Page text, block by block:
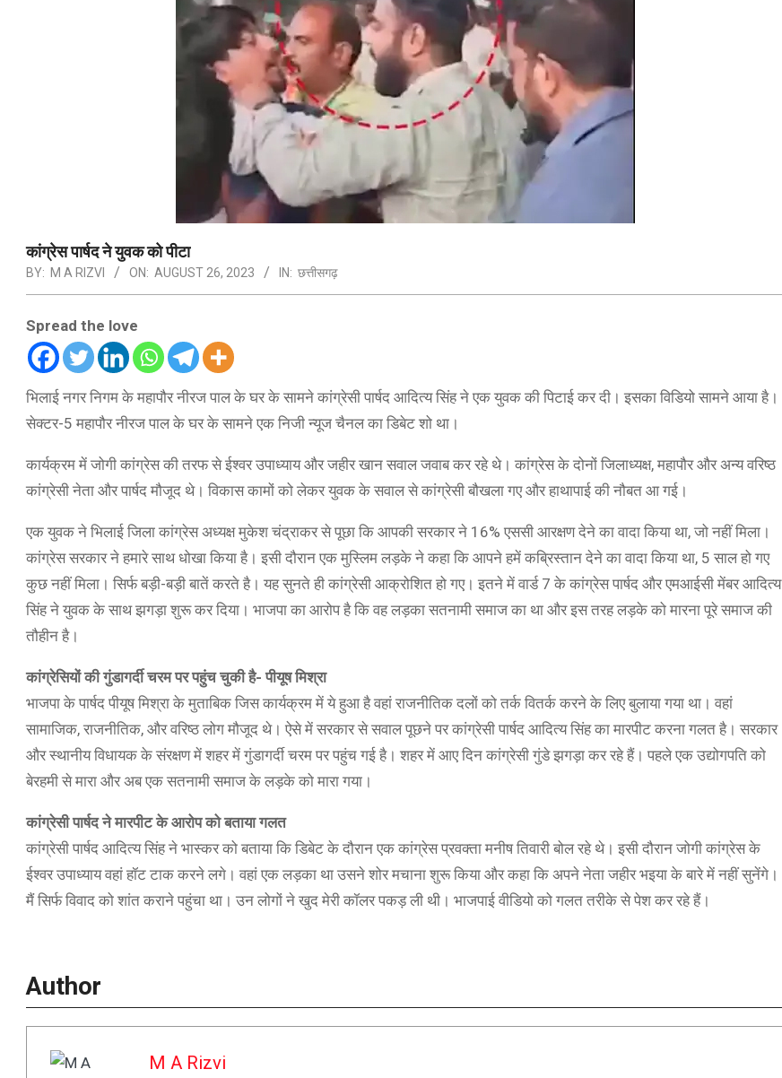
कांग्रेस पार्षद ने युवक को पीटा
BY: M A RIZVI ON: AUGUST 26, 2023 IN: छत्तीसगढ़
Spread the love
भिलाई नगर निगम के महापौर नीरज पाल के घर के सामने कांग्रेसी पार्षद आदित्य सिंह ने एक युवक की पिटाई कर दी। इसका विडियो सामने आया है।
सेक्टर-5 महापौर नीरज पाल के घर के सामने एक निजी न्यूज चैनल का डिबेट शो था।
कार्यक्रम में जोगी कांग्रेस की तरफ से ईश्वर उपाध्याय और जहीर खान सवाल जवाब कर रहे थे। कांग्रेस के दोनों जिलाध्यक्ष, महापौर और अन्य वरिष्ठ
कांग्रेसी नेता और पार्षद मौजूद थे। विकास कामों को लेकर युवक के सवाल से कांग्रेसी बौखला गए और हाथापाई की नौबत आ गई।
एक युवक ने भिलाई जिला कांग्रेस अध्यक्ष मुकेश चंद्राकर से पूछा कि आपकी सरकार ने 16% एससी आरक्षण देने का वादा किया था, जो नहीं मिला।
कांग्रेस सरकार ने हमारे साथ धोखा किया है। इसी दौरान एक मुस्लिम लड़के ने कहा कि आपने हमें कब्रिस्तान देने का वादा किया था, 5 साल हो गए
कुछ नहीं मिला। सिर्फ बड़ी-बड़ी बातें करते है। यह सुनते ही कांग्रेसी आक्रोशित हो गए। इतने में वार्ड 7 के कांग्रेस पार्षद और एमआईसी मेंबर आदित्य
सिंह ने युवक के साथ झगड़ा शुरू कर दिया। भाजपा का आरोप है कि वह लड़का सतनामी समाज का था और इस तरह लड़के को मारना पूरे समाज की
तौहीन है।
कांग्रेसियों की गुंडागर्दी चरम पर पहुंच चुकी है- पीयूष मिश्रा
भाजपा के पार्षद पीयूष मिश्रा के मुताबिक जिस कार्यक्रम में ये हुआ है वहां राजनीतिक दलों को तर्क वितर्क करने के लिए बुलाया गया था। वहां
सामाजिक, राजनीतिक, और वरिष्ठ लोग मौजूद थे। ऐसे में सरकार से सवाल पूछने पर कांग्रेसी पार्षद आदित्य सिंह का मारपीट करना गलत है। सरकार
और स्थानीय विधायक के संरक्षण में शहर में गुंडागर्दी चरम पर पहुंच गई है। शहर में आए दिन कांग्रेसी गुंडे झगड़ा कर रहे हैं। पहले एक उद्योगपति को
बेरहमी से मारा और अब एक सतनामी समाज के लड़के को मारा गया।
कांग्रेसी पार्षद ने मारपीट के आरोप को बताया गलत
कांग्रेसी पार्षद आदित्य सिंह ने भास्कर को बताया कि डिबेट के दौरान एक कांग्रेस प्रवक्ता मनीष तिवारी बोल रहे थे। इसी दौरान जोगी कांग्रेस के
ईश्वर उपाध्याय वहां हॉट टाक करने लगे। वहां एक लड़का था उसने शोर मचाना शुरू किया और कहा कि अपने नेता जहीर भइया के बारे में नहीं सुनेंगे।
मैं सिर्फ विवाद को शांत कराने पहुंचा था। उन लोगों ने खुद मेरी कॉलर पकड़ ली थी। भाजपाई वीडियो को गलत तरीके से पेश कर रहे हैं।
Author
M A Rizvi